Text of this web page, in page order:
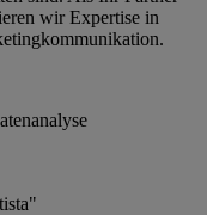
wir Expertise in